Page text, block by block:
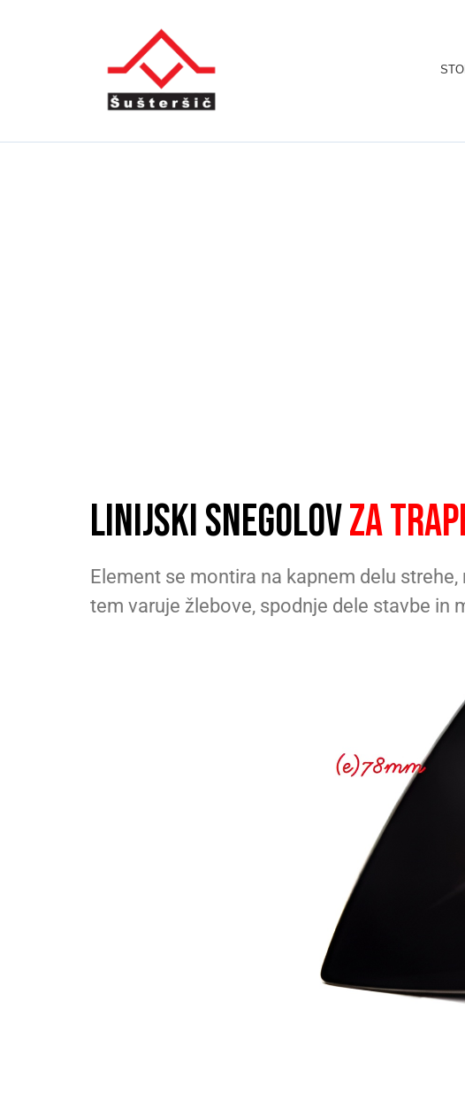
LINIJSKI SNEGOLOVZA
Element se montira na kapnem delu
tem varuje žlebove, spodnje dele stavbe in